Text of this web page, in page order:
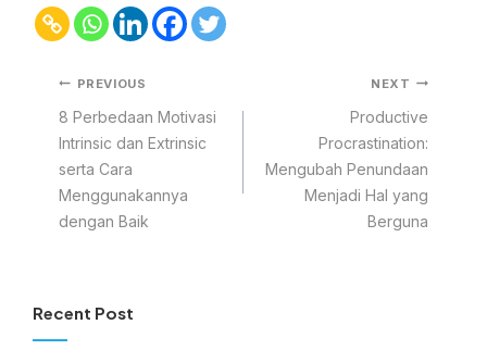
PREVIOUS
8 Perbedaan Motivasi
Intrinsic dan Extrinsic
serta Cara
Menggunakannya
dengan Baik
NEXT
Productive
Procrastination:
Mengubah Penundaan
Menjadi Hal yang
Berguna
Recent Post